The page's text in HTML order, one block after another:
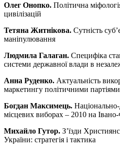
Олег Онопко. Політична
цивілізацій
Тетяна Житнікова. Сутність
маніпулювання
Людмила Галаган. Специфіка
системи державної влади в
Анна Руденко. Актуальність
маркетингу політичними партіями
Богдан Максимець. Національно-
місцевих виборах – 2010 на
Михайло Гутор. З’їзди
України: стратегія і тактика